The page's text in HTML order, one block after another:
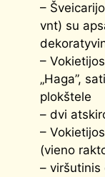
–
vnt) su
–
„Haga”,
plokštele
– dvi
–
(vieno
– viršutinis